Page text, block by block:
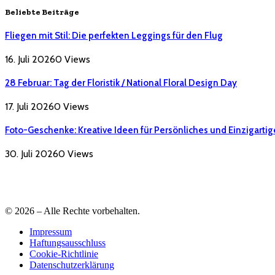
Beliebte Beiträge
Fliegen mit Stil: Die perfekten Leggings für den Flug
16. Juli 20260 Views
28 Februar: Tag der Floristik / National Floral Design Day
17. Juli 20260 Views
Foto-Geschenke: Kreative Ideen für Persönliches und
30. Juli 20260 Views
© 2026 – Alle Rechte vorbehalten.
Impressum
Haftungsausschluss
Cookie-Richtlinie
Datenschutzerklärung